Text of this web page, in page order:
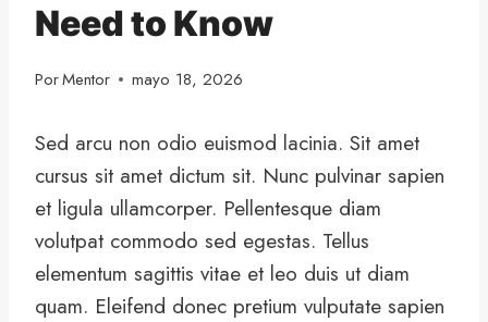
Need to Know
PorMentor mayo 18, 2026
Sed arcu non odio euismod lacinia. Sit amet
cursus sit amet dictum sit. Nunc pulvinar sapien
et ligula ullamcorper. Pellentesque diam
volutpat commodo sed egestas. Tellus
elementum sagittis vitae et leo duis ut diam
quam. Eleifend donec pretium vulputate sapien